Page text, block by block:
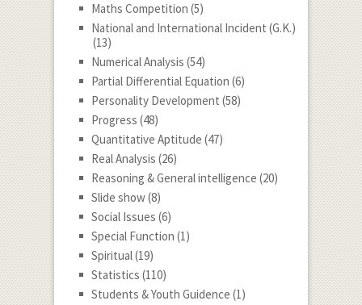
Maths Competition (5)
National and International Incident (G.K.)
(13)
Numerical Analysis (54)
Partial Differential Equation (6)
Personality Development (58)
Progress (48)
Quantitative Aptitude (47)
Real Analysis (26)
Reasoning & General intelligence (20)
Slide show(8)
Social Issues (6)
Special Function (1)
Spiritual(19)
Statistics (110)
Students & Youth Guidence (1)